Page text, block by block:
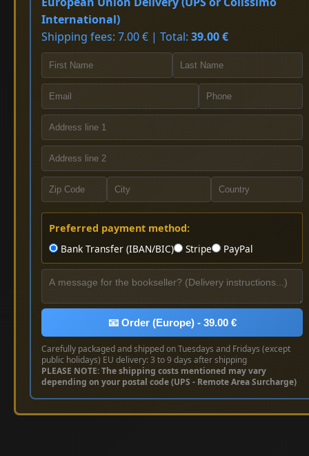
International)
Shipping fees: 7.00 € | Total: 39.00 €
Preferred payment method:
Bank Transfer (IBAN/BIC)
Stripe PayPal
📧 Order (Europe) - 39.00 €
Carefully packaged and shipped on Tuesdays and Fridays (except
public holidays) EU delivery: 3 to 9 days after shipping
PLEASE NOTE: The shipping costs mentioned may vary
depending on your postal code (UPS - Remote Area Surcharge)